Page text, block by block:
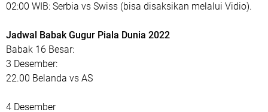
02:00 WIB: Serbia vs Swiss (bisa disaksikan melalui Vidio).
Jadwal Babak Gugur Piala Dunia 2022
Babak 16 Besar:
3 Desember:
22.00 Belanda vs AS
4 Desember